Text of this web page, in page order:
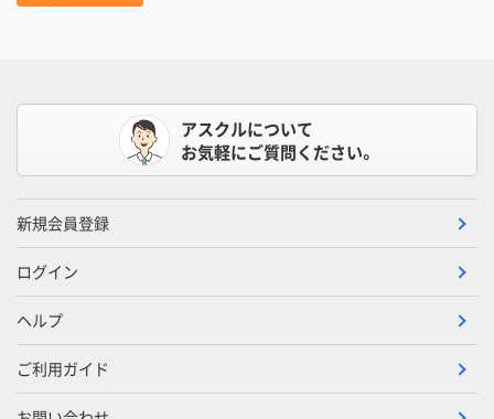
アスクルについて
お気軽にご質問ください。
新規会員登録
ログイン
ヘルプ
ご利用ガイド